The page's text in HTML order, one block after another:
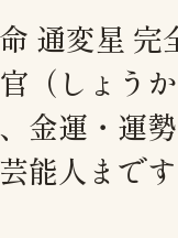
通変星 完
（しょう
金運・運勢
能人まで